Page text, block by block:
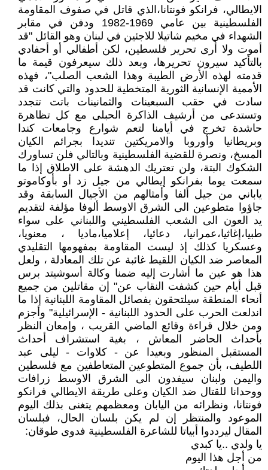
الايطالي، فرانكو فونتانا،الذي قاتل في صفوف المقاومة
الفلسطينية بين عامي 1969-1982 ودفن في مقابر
الشهداء في مخيم شاتيلا للاجئين في لبنان وهو القائل "قد
أموت ولا أرى تحرير فلسطين، لكن أطفالي أو أحفادي
بالتأكيد سيرون تحريرها، وبعد ذلك سيعرفون قيمة ما
قدمته لهذه الأرض الطيبة وهذا الشعب الصلب"، فهذه
الأممية الإنسانية الثورية المتخطية للحدود والتي كانت قد
سادت في حقب السبعينات والثمانينات باتت تتجدد
وتستدعى من أرشيف الذاكرة الحبلى مع كل تظاهرة
حاشدة تخرج في أيامنا لتعم شوارع وجامعات كندا
وبريطانيا وأوروبا والامريكتين تنديدا بجرائم الكيان
المسخ، ونصرة للقضية الفلسطينية وبالتالي فلن تساورك
الشكوك البتة، ولن تعتريك الدهشة على الاطلاق إذا ما
سمعت يوما بفرانكو إيطالي من جيل زد أو بأوكاموتو
ياباني من جيل ألفا وأمثالهم من الأجيال السابقة وقد
جاؤوا متطوعين الى الشرق الاوسط ألوفا مؤلفة لتقديم
يد العون الى الشعب الفلسطيني واللبناني على سواء
طبيا،إغاثيا،عمرانيا، دعائيا، إعلاميا،ماديا ، معنويا،
وعسكريا كذلك إذ ليست المقاومة بمفهومها التقليدي
المعاصر ضد الكيان اللقيط غائبة عن تلك المعادلة ، ولعل
هذا هو عين ما أشارت إليه ضمنا وكالة أسوشيتد برس
قبل أيام حين كشفت النقاب عن" إن مقاتلين من جميع
أنحاء المنطقة سيلتحقون بفصائل المقاومة اللبنانية إذا ما
اندلعت الحرب على الحدود اللبنانية - الإسرائيلية" وأجزم
ومن خلال قراءة وقائع الماضي القريب ، وإمعان النظر
بأحداث الحاضر المعاش ، بغية استشراف أحداث
المستقبل المنظور وبعيدا عن - كلاوات - ليلى عبد
اللطيف، بأن جموع المتطوعين المتعاطفين مع فلسطين
واليمن ولبنان سيفدون الى الشرق الاوسط زرافات
ووحدانا للقتال ضد الكيان وعلى طريقة الايطالي فرانكو
فونتانا، ونظرائه من اليابان ومعظمهم يتغنى بذلك اليوم
الموعود والمنتظر إن لم يكن بلسان الحال، فبلسان
المقال ليرددوا أبياتا للشاعرة الفلسطينية فدوى طوقان:
يا ولدي ..يا كبدي
من أجل هذا اليوم